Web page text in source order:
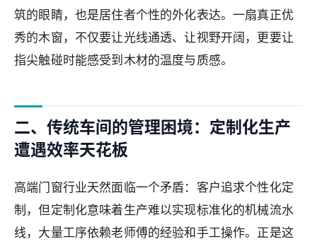
筑的眼睛，也是居住者个性的外化表达。一扇真正优
秀的木窗，不仅要让光线通透、让视野开阔，更要让
指尖触碰时能感受到木材的温度与质感。
二、传统车间的管理困境：定制化生产
遭遇效率天花板
高端门窗行业天然面临一个矛盾：客户追求个性化定
制，但定制化意味着生产难以实现标准化的机械流水
线，大量工序依赖老师傅的经验和手工操作。正是这